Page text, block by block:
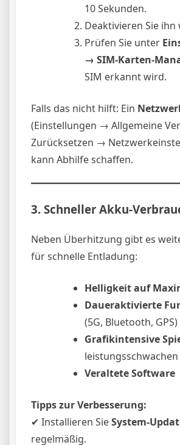
10 Sekunden.
Deaktivieren Sie ihn
Prüfen Sie unter
→ SIM-Karten-
SIM erkannt wird.
Falls das nicht hilft: Ein
(Einstellungen → Allgemeine
Zurücksetzen →
kann Abhilfe schaffen.
3. Schneller Akku-
Neben Überhitzung gibt es
für schnelle Entladung:
Helligkeit auf
Daueraktivierte
(5G, Bluetooth, GPS)
Grafikintensive
Veraltete Software
Tipps zur Verbesserung:
✔ Installieren SieSystem-
regelmäßig.